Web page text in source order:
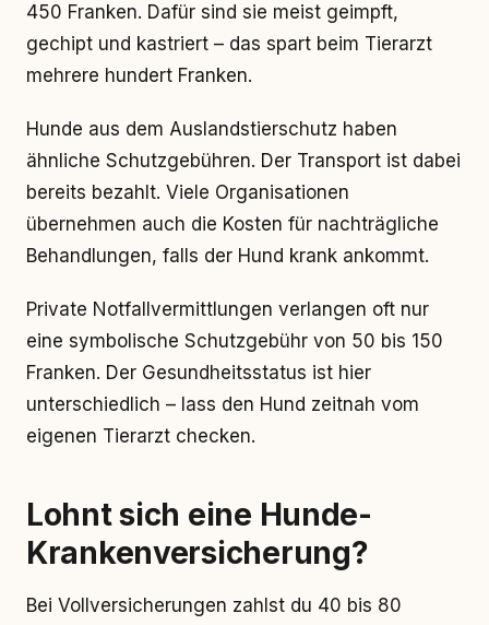
450 Franken. Dafür sind sie meist geimpft,
gechipt und kastriert – das spart beim Tierarzt
mehrere hundert Franken.
Hunde aus dem Auslandstierschutz haben
ähnliche Schutzgebühren. Der Transport ist dabei
bereits bezahlt. Viele Organisationen
übernehmen auch die Kosten für nachträgliche
Behandlungen, falls der Hund krank ankommt.
Private Notfallvermittlungen verlangen oft nur
eine symbolische Schutzgebühr von 50 bis 150
Franken. Der Gesundheitsstatus ist hier
unterschiedlich – lass den Hund zeitnah vom
eigenen Tierarzt checken.
Lohnt sich eine Hunde-
Krankenversicherung?
Bei Vollversicherungen zahlst du 40 bis 80